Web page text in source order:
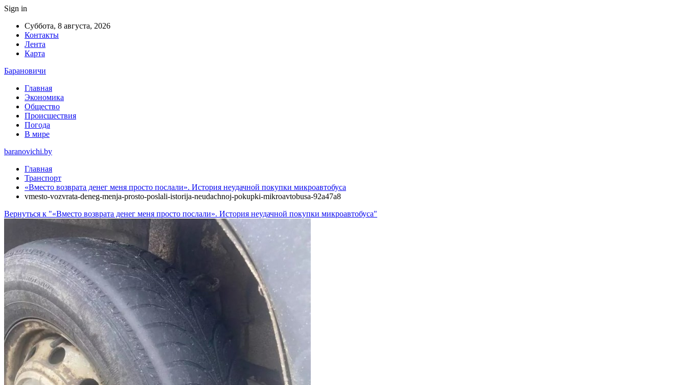
Sign in
Суббота, 8 августа, 2026
Контакты
Лента
Карта
Барановичи
Главная
Экономика
Общество
Происшествия
Погода
В мире
baranovichi.by
Главная
Транспорт
«Вместо возврата денег меня просто послали». История неудачной покупки микроавтобуса
vmesto-vozvrata-deneg-menja-prosto-poslali-istorija-neudachnoj-pokupki-mikroavtobusa-92a47a8
Вернуться к "«Вместо возврата денег меня просто послали». История неудачной покупки микроавтобуса"